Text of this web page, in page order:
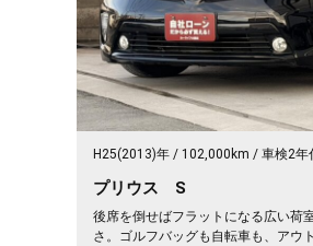
H25(2013)年 102,000km 車検2年
プリウス S
後席を倒せばフラットになる広い荷
さ。ゴルフバッグも自転車も、アウ